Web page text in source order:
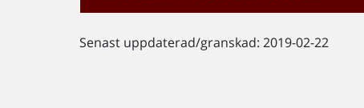
Senast uppdaterad/granskad: 2019-02-22